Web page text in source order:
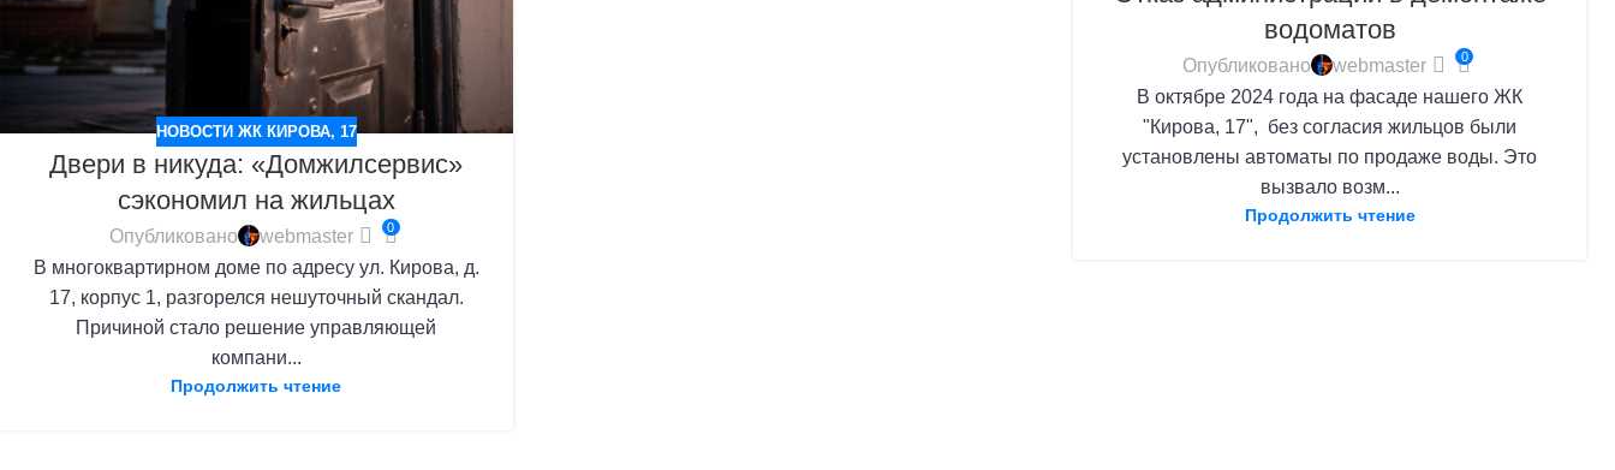
НОВОСТИ ЖК КИРОВА, 17
Двери в никуда: «Домжилсервис»
сэкономил на жильцах
Опубликовано webmaster 0
В многоквартирном доме по адресу ул. Кирова, д.
17, корпус 1, разгорелся нешуточный скандал.
Причиной стало решение управляющей
компани...
Продолжить чтение
водоматов
Опубликовано webmaster 0
В октябре 2024 года на фасаде нашего ЖК
"Кирова, 17", без согласия жильцов были
установлены автоматы по продаже воды. Это
вызвало возм...
Продолжить чтение